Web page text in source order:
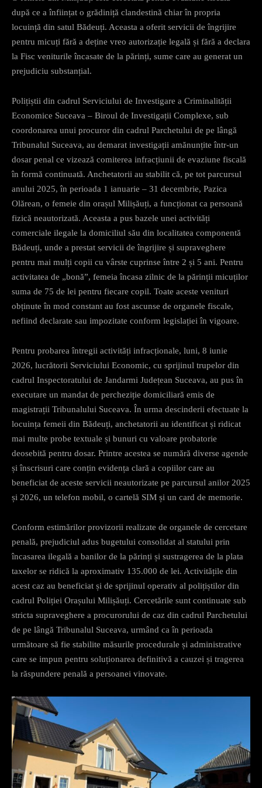
după ce a înființat o grădiniță clandestină chiar în propria
locuință din satul Bădeuți. Aceasta a oferit servicii de îngrijire
pentru micuți fără a deține vreo autorizație legală și fără a declara
la Fisc veniturile încasate de la părinți, sume care au generat un
prejudiciu substanțial.
Polițiștii din cadrul Serviciului de Investigare a Criminalității
Economice Suceava – Biroul de Investigații Complexe, sub
coordonarea unui procuror din cadrul Parchetului de pe lângă
Tribunalul Suceava, au demarat investigații amănunțite într-un
dosar penal ce vizează comiterea infracțiunii de evaziune fiscală
în formă continuată. Anchetatorii au stabilit că, pe tot parcursul
anului 2025, în perioada 1 ianuarie – 31 decembrie, Pazica
Olărean, o femeie din orașul Milișăuți, a funcționat ca persoană
fizică neautorizată. Aceasta a pus bazele unei activități
comerciale ilegale la domiciliul său din localitatea componentă
Bădeuți, unde a prestat servicii de îngrijire și supraveghere
pentru mai mulți copii cu vârste cuprinse între 2 și 5 ani. Pentru
activitatea de „bonă”, femeia încasa zilnic de la părinții micuților
suma de 75 de lei pentru fiecare copil. Toate aceste venituri
obținute în mod constant au fost ascunse de organele fiscale,
nefiind declarate sau impozitate conform legislației în vigoare.
Pentru probarea întregii activități infracționale, luni, 8 iunie
2026, lucrătorii Serviciului Economic, cu sprijinul trupelor din
cadrul Inspectoratului de Jandarmi Județean Suceava, au pus în
executare un mandat de percheziție domiciliară emis de
magistrații Tribunalului Suceava. În urma descinderii efectuate la
locuința femeii din Bădeuți, anchetatorii au identificat și ridicat
mai multe probe textuale și bunuri cu valoare probatorie
deosebită pentru dosar. Printre acestea se numără diverse agende
și înscrisuri care conțin evidența clară a copiilor care au
beneficiat de aceste servicii neautorizate pe parcursul anilor 2025
și 2026, un telefon mobil, o cartelă SIM și un card de memorie.
Conform estimărilor provizorii realizate de organele de cercetare
penală, prejudiciul adus bugetului consolidat al statului prin
încasarea ilegală a banilor de la părinți și sustragerea de la plata
taxelor se ridică la aproximativ 135.000 de lei. Activitățile din
acest caz au beneficiat și de sprijinul operativ al polițiștilor din
cadrul Poliției Orașului Milișăuți. Cercetările sunt continuate sub
stricta supraveghere a procurorului de caz din cadrul Parchetului
de pe lângă Tribunalul Suceava, urmând ca în perioada
următoare să fie stabilite măsurile procedurale și administrative
care se impun pentru soluționarea definitivă a cauzei și tragerea
la răspundere penală a persoanei vinovate.